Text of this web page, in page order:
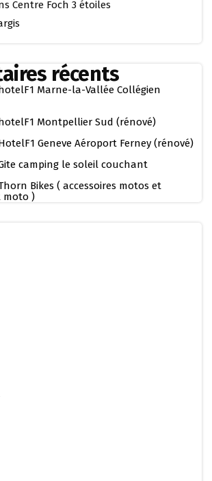
Centre Foch 3 étoiles
récents
Marne-la-Vallée Collégien
Montpellier Sud (rénové)
Geneve Aéroport Ferney (rénové)
camping le soleil couchant
Bikes ( accessoires motos et
moto )